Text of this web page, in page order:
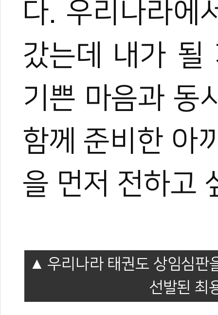
다. 우리나라에
갔는데 내가 될
기쁜 마음과 동
함께 준비한 아
을 먼저 전하고
우리나라 태권도 상임심
선발된 최